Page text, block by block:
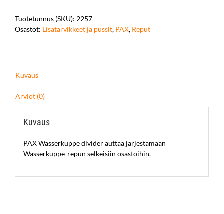
Tuotetunnus (SKU): 2257
Osastot: Lisätarvikkeet ja pussit, PAX, Reput
Kuvaus
Arviot (0)
Kuvaus
PAX Wasserkuppe divider auttaa järjestämään
Wasserkuppe-repun selkeisiin osastoihin.